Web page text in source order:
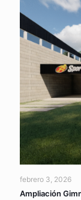
febrero 3, 2026
Ampliación